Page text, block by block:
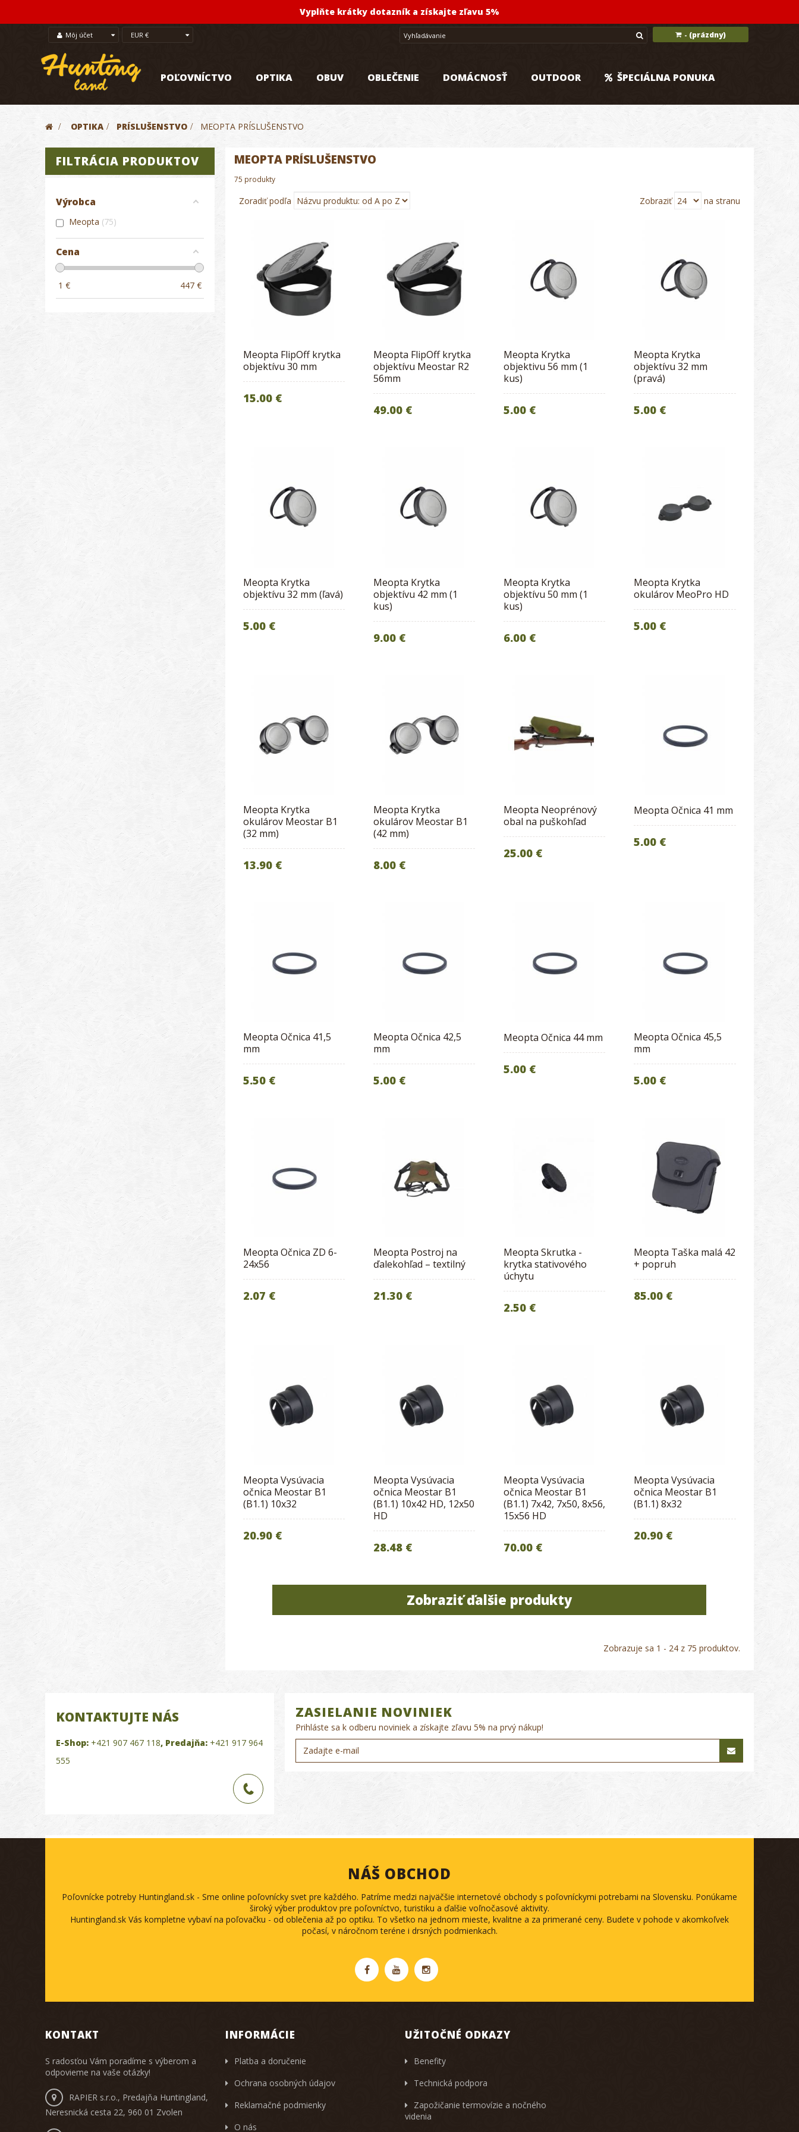
Vyplňte krátky dotazník a získajte zľavu 5%
- (prázdny)
Môj účet EUR €
POĽOVNÍCTVO OPTIKA OBUV OBLEČENIE DOMÁCNOSŤ OUTDOOR ŠPECIÁLNA PONUKA
> OPTIKA > PRÍSLUŠENSTVO > MEOPTA PRÍSLUŠENSTVO
FILTRÁCIA PRODUKTOV
Výrobca
Meopta 75
Cena
1 € 447€
MEOPTA PRÍSLUŠENSTVO
75 produkty
Zoradiť podľa Zobraziť na stranu
Meopta FlipOff krytka
objektívu 30 mm
15.00 €
Meopta FlipOff krytka
objektívu Meostar R2
56mm
49.00 €
Meopta Krytka
objektivu 56 mm (1
kus)
5.00 €
Meopta Krytka
objektívu 32 mm
(pravá)
5.00 €
Meopta Krytka
objektívu 32 mm (ľavá)
5.00 €
Meopta Krytka
objektívu 42 mm (1
kus)
9.00 €
Meopta Krytka
objektívu 50 mm (1
kus)
6.00 €
Meopta Krytka
okulárov MeoPro HD
5.00 €
Meopta Krytka
okulárov Meostar B1
(32 mm)
13.90 €
Meopta Krytka
okulárov Meostar B1
(42 mm)
8.00 €
Meopta Neoprénový
obal na puškohľad
25.00 €
Meopta Očnica 41 mm
5.00 €
Meopta Očnica 41,5
mm
5.50 €
Meopta Očnica 42,5
mm
5.00 €
Meopta Očnica 44 mm
5.00 €
Meopta Očnica 45,5
mm
5.00 €
Meopta Očnica ZD 6-
24x56
2.07 €
Meopta Postroj na
ďalekohľad – textilný
21.30 €
Meopta Skrutka -
krytka stativového
úchytu
2.50 €
Meopta Taška malá 42
+ popruh
85.00 €
Meopta Vysúvacia
očnica Meostar B1
(B1.1) 10x32
20.90 €
Meopta Vysúvacia
očnica Meostar B1
(B1.1) 10x42 HD, 12x50
HD
28.48 €
Meopta Vysúvacia
očnica Meostar B1
(B1.1) 7x42, 7x50, 8x56,
15x56 HD
70.00 €
Meopta Vysúvacia
očnica Meostar B1
(B1.1) 8x32
20.90 €
Zobraziť ďalšie produkty
Zobrazuje sa 1 - 24 z 75 produktov.
KONTAKTUJTE NÁS
E-Shop: +421 907 467 118, Predajňa: +421 917 964
555
ZASIELANIE NOVINIEK
Prihláste sa k odberu noviniek a získajte zľavu 5% na prvý nákup!
NÁŠ OBCHOD
Poľovnícke potreby Huntingland.sk - Sme online poľovnícky svet pre každého. Patríme medzi najväčšie internetové obchody s poľovníckymi potrebami na Slovensku. Ponúkame
široký výber produktov pre poľovníctvo, turistiku a ďalšie voľnočasové aktivity.
Huntingland.sk Vás kompletne vybaví na poľovačku - od oblečenia až po optiku. To všetko na jednom mieste, kvalitne a za primerané ceny. Budete v pohode v akomkoľvek
počasí, v náročnom teréne i drsných podmienkach.
KONTAKT
S radosťou Vám poradíme s výberom a
odpovieme na vaše otázky!
RAPIER s.r.o., Predajňa Huntingland,
Neresnická cesta 22, 960 01 Zvolen
INFORMÁCIE
Platba a doručenie
Ochrana osobných údajov
Reklamačné podmienky
O nás
UŽITOČNÉ ODKAZY
Benefity
Technická podpora
Zapožičanie termovízie a nočného
videnia